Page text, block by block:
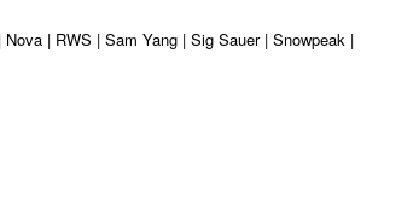
| RWS | Sam Yang | Sig Sauer | Snowpeak | Umarex |